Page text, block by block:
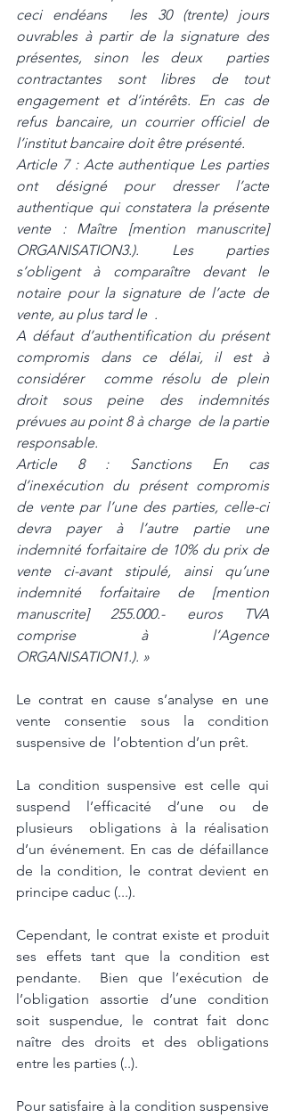
ceci endéans  les 30 (trente) jours
ouvrables à partir de la signature des
présentes, sinon les deux  parties
contractantes sont libres de tout
engagement et d’intérêts. En cas de
refus bancaire, un courrier officiel de
l’institut bancaire doit être présenté.
Article 7 : Acte authentique Les parties
ont désigné pour dresser l’acte
authentique qui constatera la présente
vente : Maître [mention manuscrite]
ORGANISATION3.). Les parties
s’obligent à comparaître devant le
notaire pour la signature de l’acte de
vente, au plus tard le  .
A défaut d’authentification du présent
compromis dans ce délai, il est à
considérer  comme résolu de plein
droit sous peine des indemnités
prévues au point 8 à charge  de la partie
responsable.
Article 8 : Sanctions En cas
d’inexécution du présent compromis
de vente par l’une des parties, celle-ci
devra payer à l’autre partie une
indemnité forfaitaire de 10% du prix de
vente ci-avant stipulé, ainsi qu’une
indemnité forfaitaire de [mention
manuscrite] 255.000.- euros TVA
comprise à l’Agence
ORGANISATION1.). »
Le contrat en cause s’analyse en une
vente consentie sous la condition
suspensive de  l’obtention d’un prêt.
La condition suspensive est celle qui
suspend l’efficacité d’une ou de
plusieurs  obligations à la réalisation
d’un événement. En cas de défaillance
de la condition, le contrat devient en
principe caduc (...).
Cependant, le contrat existe et produit
ses effets tant que la condition est
pendante.  Bien que l’exécution de
l’obligation assortie d’une condition
soit suspendue, le contrat fait donc
naître des droits et des obligations
entre les parties (..).
Pour satisfaire à la condition suspensive